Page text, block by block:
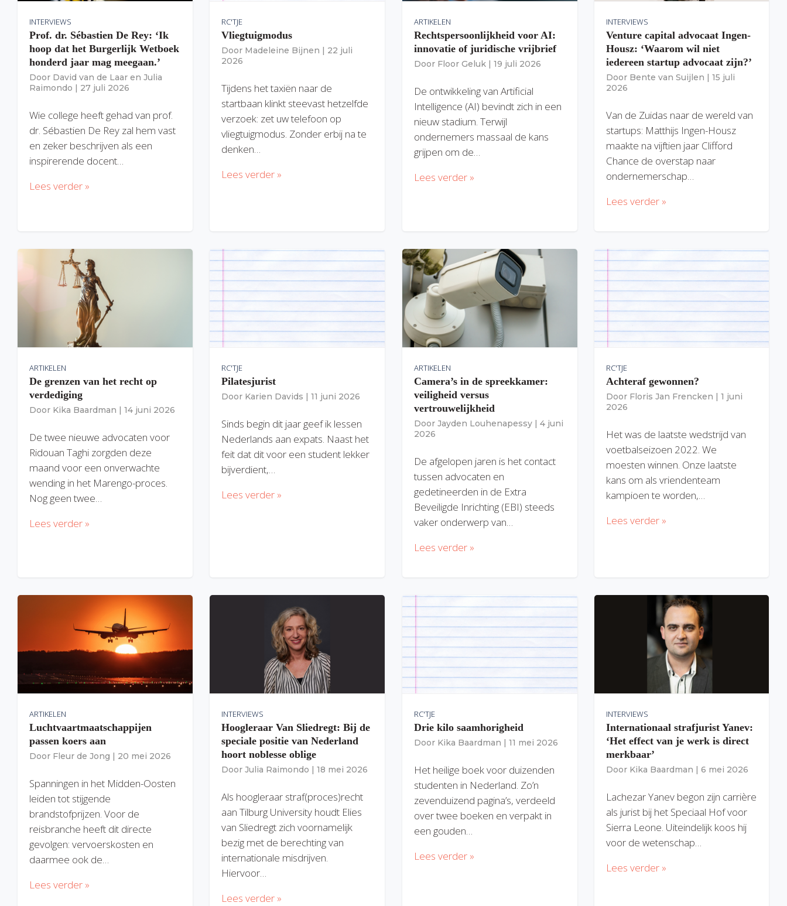
INTERVIEWS
Prof. dr. Sébastien De Rey: ‘Ik
hoop dat het Burgerlijk Wetboek
honderd jaar mag meegaan.’
Door David van de Laar en Julia
Raimondo | 27 juli 2026
Wie college heeft gehad van prof.
dr. Sébastien De Rey zal hem vast
en zeker beschrijven als een
inspirerende docent…
Lees verder »
RC'TJE
Vliegtuigmodus
Door Madeleine Bijnen | 22 juli
2026
Tijdens het taxiën naar de
startbaan klinkt steevast hetzelfde
verzoek: zet uw telefoon op
vliegtuigmodus. Zonder erbij na te
denken…
Lees verder »
ARTIKELEN
Rechtspersoonlijkheid voor AI:
innovatie of juridische vrijbrief
Door Floor Geluk | 19 juli 2026
De ontwikkeling van Artificial
Intelligence (AI) bevindt zich in een
nieuw stadium. Terwijl
ondernemers massaal de kans
grijpen om de…
Lees verder »
INTERVIEWS
Venture capital advocaat Ingen-
Housz: ‘Waarom wil niet
iedereen startup advocaat zijn?’
Door Bente van Suijlen | 15 juli
2026
Van de Zuidas naar de wereld van
startups: Matthijs Ingen-Housz
maakte na vijftien jaar Clifford
Chance de overstap naar
ondernemerschap…
Lees verder »
ARTIKELEN
De grenzen van het recht op
verdediging
Door Kika Baardman | 14 juni 2026
De twee nieuwe advocaten voor
Ridouan Taghi zorgden deze
maand voor een onverwachte
wending in het Marengo-proces.
Nog geen twee…
Lees verder »
RC'TJE
Pilatesjurist
Door Karien Davids | 11 juni 2026
Sinds begin dit jaar geef ik lessen
Nederlands aan expats. Naast het
feit dat dit voor een student lekker
bijverdient,…
Lees verder »
ARTIKELEN
Camera’s in de spreekkamer:
veiligheid versus
vertrouwelijkheid
Door Jayden Louhenapessy | 4 juni
2026
De afgelopen jaren is het contact
tussen advocaten en
gedetineerden in de Extra
Beveiligde Inrichting (EBI) steeds
vaker onderwerp van…
Lees verder »
RC'TJE
Achteraf gewonnen?
Door Floris Jan Frencken | 1 juni
2026
Het was de laatste wedstrijd van
voetbalseizoen 2022. We
moesten winnen. Onze laatste
kans om als vriendenteam
kampioen te worden,…
Lees verder »
ARTIKELEN
Luchtvaartmaatschappijen
passen koers aan
Door Fleur de Jong | 20 mei 2026
Spanningen in het Midden-Oosten
leiden tot stijgende
brandstofprijzen. Voor de
reisbranche heeft dit directe
gevolgen: vervoerskosten en
daarmee ook de…
Lees verder »
INTERVIEWS
Hoogleraar Van Sliedregt: Bij de
speciale positie van Nederland
hoort noblesse oblige
Door Julia Raimondo | 18 mei 2026
Als hoogleraar straf(proces)recht
aan Tilburg University houdt Elies
van Sliedregt zich voornamelijk
bezig met de berechting van
internationale misdrijven.
Hiervoor…
Lees verder »
RC'TJE
Drie kilo saamhorigheid
Door Kika Baardman | 11 mei 2026
Het heilige boek voor duizenden
studenten in Nederland. Zo’n
zevenduizend pagina’s, verdeeld
over twee boeken en verpakt in
een gouden…
Lees verder »
INTERVIEWS
Internationaal strafjurist Yanev:
‘Het effect van je werk is direct
merkbaar’
Door Kika Baardman | 6 mei 2026
Lachezar Yanev begon zijn carrière
als jurist bij het Speciaal Hof voor
Sierra Leone. Uiteindelijk koos hij
voor de wetenschap…
Lees verder »